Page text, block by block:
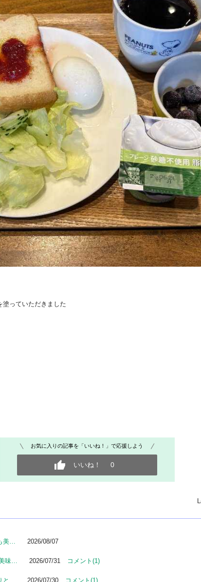
塗っていただきました
お気に入りの記事を「いいね！」で応援しよう
いいね！ 0
美…
2026/08/07
味… 2026/07/31 コメント(1)
と… 2026/07/30 コメント(1)